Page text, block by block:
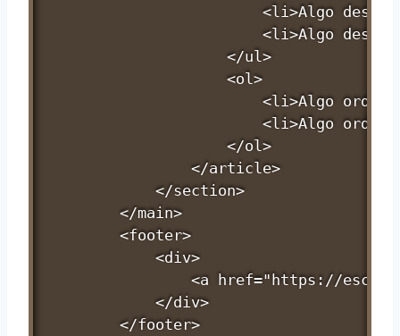
<li>Algo
<li>Algo
                    </ul>
                    <ol>
<li>Algo
<li>Algo
                    </ol>
                </article>
            </section>
        </main>
        <footer>
            <div>
<a href="https://
            </div>
        </footer>